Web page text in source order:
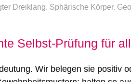
Selbst-Prüfung für
Wir belegen sie positiv